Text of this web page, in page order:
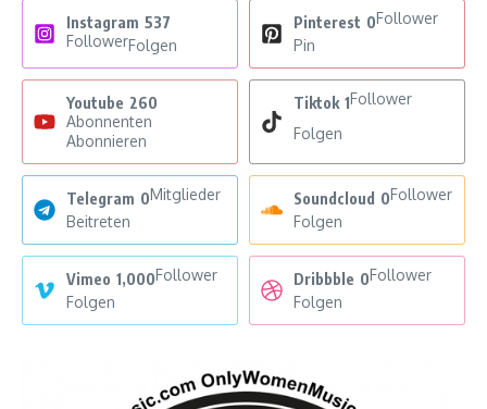
Instagram 537
FollowerFolgen
Pinterest 0Follower
Pin
Youtube 260
Abonnenten
Abonnieren
Tiktok 1Follower
Folgen
Telegram 0Mitglieder
Beitreten
Soundcloud 0Follower
Folgen
Vimeo 1,000Follower
Folgen
Dribbble 0Follower
Folgen